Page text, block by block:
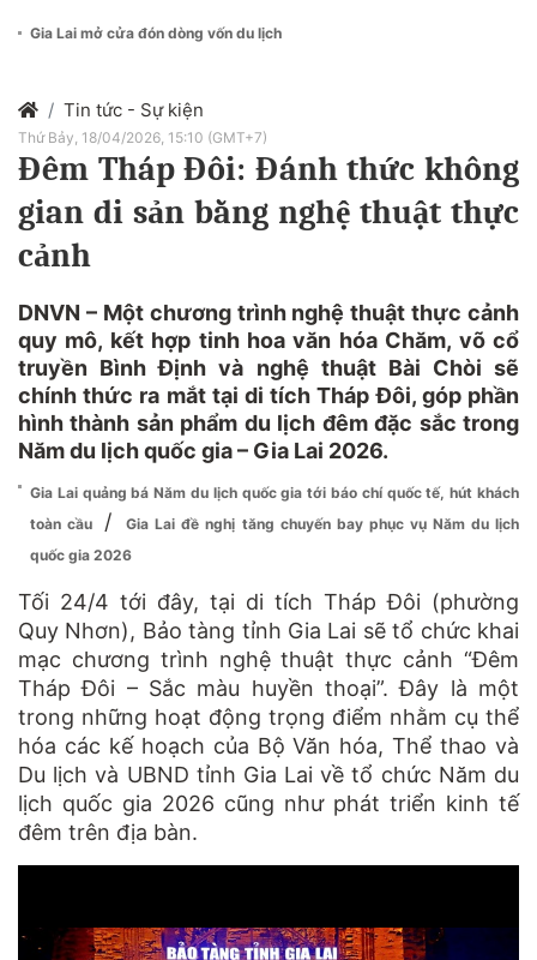
Gia Lai mở cửa đón dòng vốn du lịch
Tin tức - Sự kiện
Thứ Bảy, 18/04/2026, 15:10 (GMT+7)
Đêm Tháp Đôi: Đánh thức không
gian di sản bằng nghệ thuật thực
cảnh
DNVN – Một chương trình nghệ thuật thực cảnh
quy mô, kết hợp tinh hoa văn hóa Chăm, võ cổ
truyền Bình Định và nghệ thuật Bài Chòi sẽ
chính thức ra mắt tại di tích Tháp Đôi, góp phần
hình thành sản phẩm du lịch đêm đặc sắc trong
Năm du lịch quốc gia – Gia Lai 2026.
Gia Lai quảng bá Năm du lịch quốc gia tới báo chí quốc tế, hút khách
toàn cầu
/
Gia Lai đề nghị tăng chuyến bay phục vụ Năm du lịch
quốc gia 2026
Tối 24/4 tới đây, tại di tích Tháp Đôi (phường
Quy Nhơn), Bảo tàng tỉnh Gia Lai sẽ tổ chức khai
mạc chương trình nghệ thuật thực cảnh “Đêm
Tháp Đôi – Sắc màu huyền thoại”. Đây là một
trong những hoạt động trọng điểm nhằm cụ thể
hóa các kế hoạch của Bộ Văn hóa, Thể thao và
Du lịch và UBND tỉnh Gia Lai về tổ chức Năm du
lịch quốc gia 2026 cũng như phát triển kinh tế
đêm trên địa bàn.